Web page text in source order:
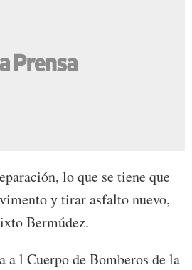
lo que se tiene que
y tirar asfalto nuevo,
Bermúdez.
a l Cuerpo de Bomberos de la